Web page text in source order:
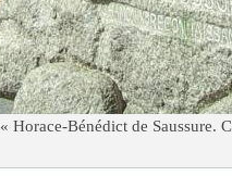
« Horace-Bénédict de Saussure.